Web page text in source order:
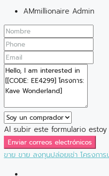
AMmillionaire Admin
Al subir este formulario
Enviar correos electrónicos
ขาย ขาย ลงทุนปล่อยเช่า โครงกา